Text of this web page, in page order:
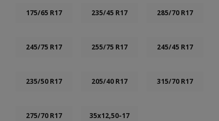
175/65 R17 235/45 R17 285/70 R17
245/75 R17 255/75 R17 245/45 R17
235/50 R17 205/40 R17 315/70 R17
275/70 R17 35x12,50-17